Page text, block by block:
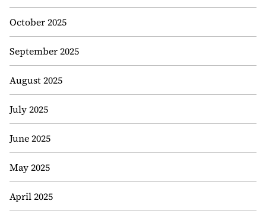
October 2025
September 2025
August 2025
July 2025
June 2025
May 2025
April 2025